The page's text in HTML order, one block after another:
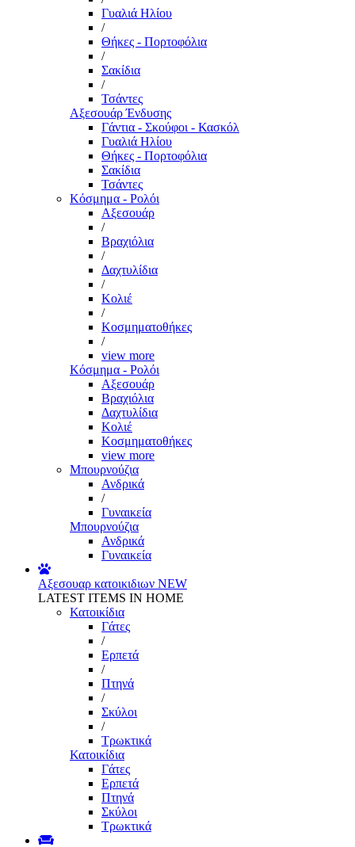
Γυαλιά Ηλίου
/
Θήκες - Πορτοφόλια
/
Σακίδια
/
Τσάντες
Αξεσουάρ Ένδυσης
Γάντια - Σκούφοι - Κασκόλ
Γυαλιά Ηλίου
Θήκες - Πορτοφόλια
Σακίδια
Τσάντες
Κόσμημα - Ρολόι
Αξεσουάρ
/
Βραχιόλια
/
Δαχτυλίδια
/
Κολιέ
/
Κοσμηματοθήκες
/
view more
Κόσμημα - Ρολόι
Αξεσουάρ
Βραχιόλια
Δαχτυλίδια
Κολιέ
Κοσμηματοθήκες
view more
Μπουρνούζια
Ανδρικά
/
Γυναικεία
Μπουρνούζια
Ανδρικά
Γυναικεία
Αξεσουαρ κατοικιδιων NEW
LATEST ITEMS IN HOME
Κατοικίδια
Γάτες
/
Ερπετά
/
Πτηνά
/
Σκύλοι
/
Τρωκτικά
Κατοικίδια
Γάτες
Ερπετά
Πτηνά
Σκύλοι
Τρωκτικά